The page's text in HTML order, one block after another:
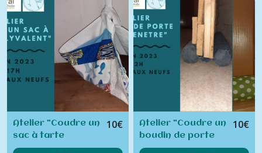
Atelier "Coudre un
sac à tarte
polyvalent et
10€
Atelier "Coudre un
boudin de porte
ou de fenêtre"
10€
Ateliers
Solutions
Zéro-
(12)
Ateliers
Upcycling
(7)